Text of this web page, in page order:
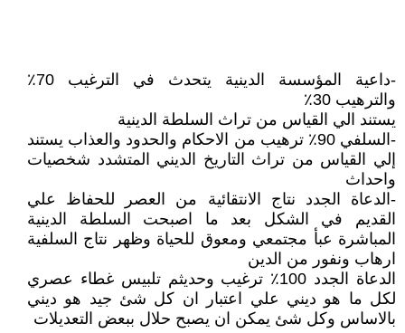
-داعية المؤسسة الدينية يتحدث في الترغيب 70٪
والترهيب 30٪
يستند الي القياس من تراث السلطة الدينية
-السلفي 90٪ ترهيب من الاحكام والحدود والعذاب يستند
إلي القياس من تراث التاريخ الديني المتشدد شخصيات
واحداث
-الدعاة الجدد نتاج الانتقائية من العصر للحفاظ علي
القديم في الشكل بعد ما اصبحت السلطة الدينية
المباشرة عبأ مجتمعي ومعوق للحياة وظهر نتاج السلفية
ارهاب ونفور من الدين
الدعاة الجدد 100٪ ترغيب وحديثم تلبيس غطاء عصري
لكل ما هو ديني علي اعتبار ان كل شئ جيد هو ديني
بالاساس وكل شئ يمكن ان يصبح حلال ببعض التعديلات